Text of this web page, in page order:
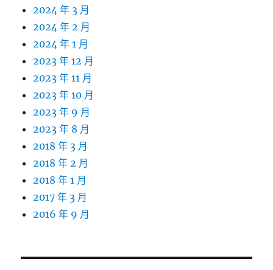
2024 年 3 月
2024 年 2 月
2024 年 1 月
2023 年 12 月
2023 年 11 月
2023 年 10 月
2023 年 9 月
2023 年 8 月
2018 年 3 月
2018 年 2 月
2018 年 1 月
2017 年 3 月
2016 年 9 月